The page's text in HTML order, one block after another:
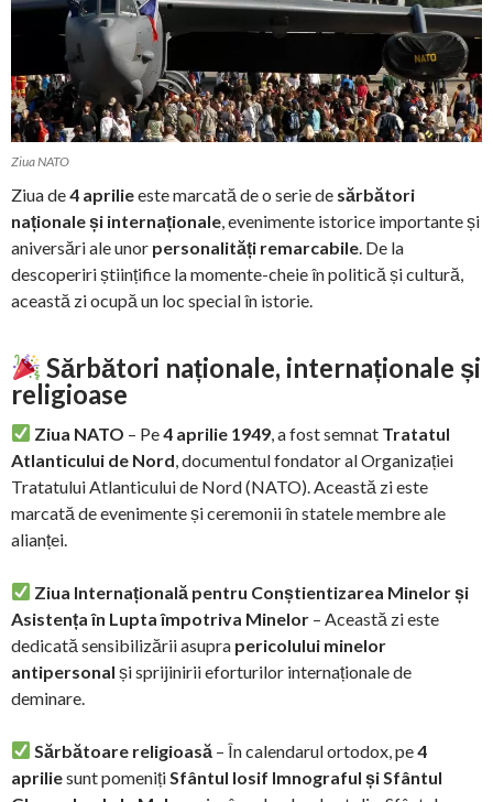
Ziua NATO
Ziua de4 aprilieeste marcată de o serie de sărbători
naționale și internaționale, evenimente istorice importante și
aniversări ale unor personalități remarcabile. De la
descoperiri științifice la momente-cheie în politică și cultură,
această zi ocupă un loc special în istorie.
Sărbători naționale, internaționale și
religioase
Ziua NATO – Pe4 aprilie 1949 , a fost semnat Tratatul
Atlanticului de Nord , documentul fondator al Organizației
Tratatului Atlanticului de Nord (NATO). Această zi este
marcată de evenimente și ceremonii în statele membre ale
alianței.
Ziua Internațională pentru Conștientizarea Minelor și
Asistența în Lupta împotriva Minelor – Această zi este
dedicată sensibilizării asupra pericolului minelor
antipersonal și sprijinirii eforturilor internaționale de
deminare.
Sărbătoare religioasă – În calendarul ortodox, pe4
apriliesunt pomeniți Sfântul Iosif Imnograful și Sfântul